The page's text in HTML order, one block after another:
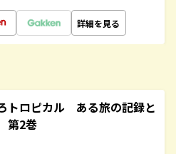
詳細を見る
トロピカル ある旅の記録と
第2巻